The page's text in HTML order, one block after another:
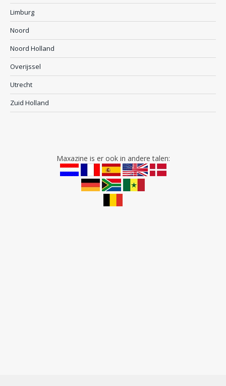
Limburg
Noord
Noord Holland
Overijssel
Utrecht
Zuid Holland
Maxazine is er ook in andere talen: